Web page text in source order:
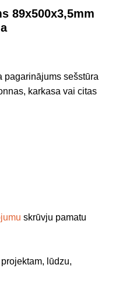
89x500x3,5mm
pagarinājums sešstūra
karkasa vai citas
skrūvju pamatu
lūdzu,